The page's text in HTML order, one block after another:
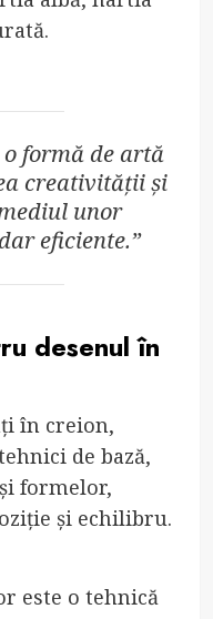
o formă de artă
creativității și
unor
eficiente.”
desenul în
în creion,
de bază,
formelor,
și echilibru.
este o tehnică